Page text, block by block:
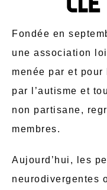
Fondée en
une association
menée par et
par l’autisme et
non partisane,
membres.
Aujourd’hui, les
neurodivergentes